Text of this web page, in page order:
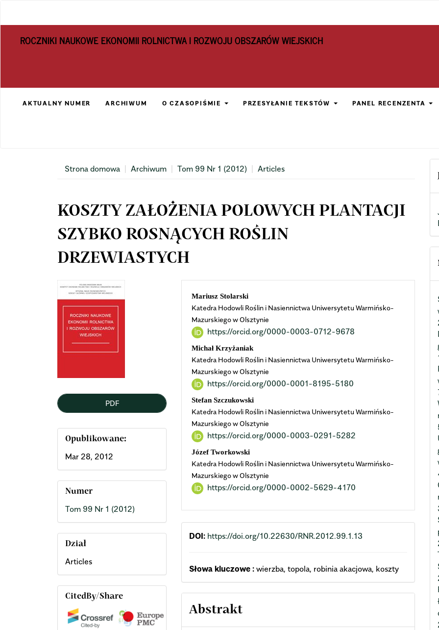
Content
ROCZNIKI NAUKOWE EKONOMII ROLNICTWA I ROZWOJU OBSZARÓW WIEJSKICH
AKTUALNY NUMER ARCHIWUM O CZASOPIŚMIE PRZESYŁANIE TEKSTÓW PANEL RECENZENTA
Strona domowa Archiwum Tom 99 Nr 1 (2012) Articles
KOSZTY ZAŁOŻENIA POLOWYCH PLANTACJI
SZYBKO ROSNĄCYCH ROŚLIN
DRZEWIASTYCH
Article
Sidebar
PDF
Opublikowane:
Mar 28, 2012
Numer
Tom 99 Nr 1 (2012)
Dział
Articles
CitedBy/Share
Main
Article
Content
Mariusz Stolarski
Katedra Hodowli Roślin i Nasiennictwa Uniwersytetu Warmińsko-
Mazurskiego w Olsztynie
https://orcid.org/0000-0003-0712-9678
Michał Krzyżaniak
Katedra Hodowli Roślin i Nasiennictwa Uniwersytetu Warmińsko-
Mazurskiego w Olsztynie
https://orcid.org/0000-0001-8195-5180
Stefan Szczukowski
Katedra Hodowli Roślin i Nasiennictwa Uniwersytetu Warmińsko-
Mazurskiego w Olsztynie
https://orcid.org/0000-0003-0291-5282
Józef Tworkowski
Katedra Hodowli Roślin i Nasiennictwa Uniwersytetu Warmińsko-
Mazurskiego w Olsztynie
https://orcid.org/0000-0002-5629-4170
DOI: https://doi.org/10.22630/RNR.2012.99.1.13
Słowa kluczowe : wierzba, topola, robinia akacjowa, koszty
Abstrakt